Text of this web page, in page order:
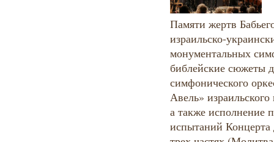
Памяти жертв
израильско-
монументальных
библейские сюжеты
симфонического
Авель»
а также исполнение
испытаний Концерта